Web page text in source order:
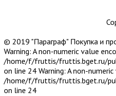
© 2019 "Параграф" Покупка и
Warning: A non-numeric value
/home/f/fruttis/fruttis.bget.ru/
on line 24 Warning: A non-
/home/f/fruttis/fruttis.bget.ru/
on line 24